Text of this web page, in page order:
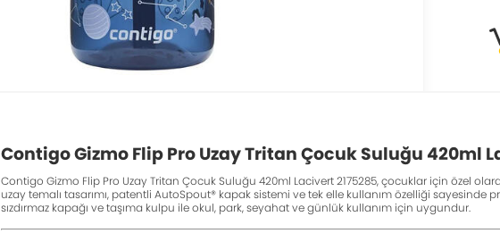
Contigo Gizmo Flip Pro Uzay Tritan Çocuk Suluğu 420ml
Contigo Gizmo Flip Pro Uzay Tritan Çocuk Suluğu 420ml Lacivert 2175285, çocuklar için özel
uzay temalı tasarımı, patentli AutoSpout® kapak sistemi ve tek elle kullanım özelliği sayesinde
sızdırmaz kapağı ve taşıma kulpu ile okul, park, seyahat ve günlük kullanım için uygundur.